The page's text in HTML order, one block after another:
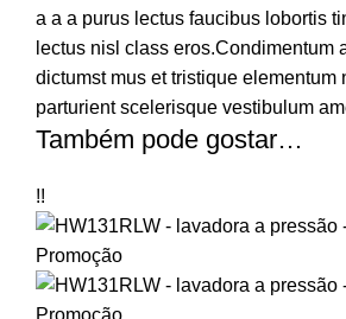
a a a purus lectus faucibus lobortis
lectus nisl class eros.Condimentum
dictumst mus et tristique elementum
parturient scelerisque vestibulum
Também pode gostar…
!!